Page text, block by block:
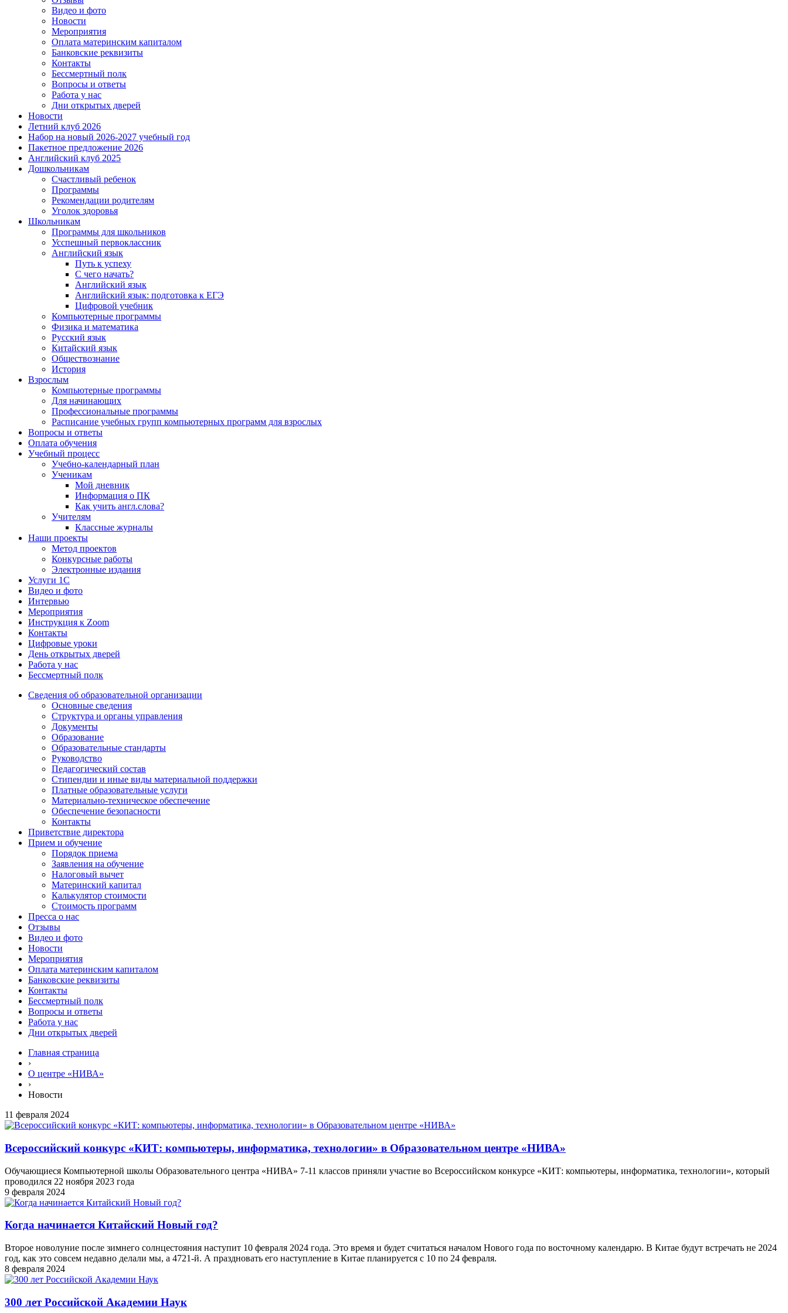
Видео и фото
Новости
Мероприятия
Оплата материнским капиталом
Банковские реквизиты
Контакты
Бессмертный полк
Вопросы и ответы
Работа у нас
Дни открытых дверей
Новости
Летний клуб 2026
Набор на новый 2026-2027 учебный год
Пакетное предложение 2026
Английский клуб 2025
Дошкольникам
Счастливый ребенок
Программы
Рекомендации родителям
Уголок здоровья
Школьникам
Программы для школьников
Усспешный первоклассник
Английский язык
Путь к успеху
С чего начать?
Английский язык
Английский язык: подготовка к ЕГЭ
Цифровой учебник
Компьютерные программы
Физика и математика
Русский язык
Китайский язык
Обществознание
История
Взрослым
Компьютерные программы
Для начинающих
Профессиональные программы
Расписание учебных групп компьютерных программ для взрослых
Вопросы и ответы
Оплата обучения
Учебный процесс
Учебно-календарный план
Ученикам
Мой дневник
Информация о ПК
Как учить англ.слова?
Учителям
Классные журналы
Наши проекты
Метод проектов
Конкурсные работы
Электронные издания
Услуги 1C
Видео и фото
Интервью
Мероприятия
Инструкция к Zoom
Контакты
Цифровые уроки
День открытых дверей
Работа у нас
Бессмертный полк
Сведения об образовательной организации
Основные сведения
Структура и органы управления
Документы
Образование
Образовательные стандарты
Руководство
Педагогический состав
Стипендии и иные виды материальной поддержки
Платные образовательные услуги
Материально-техническое обеспечение
Обеспечение безопасности
Контакты
Приветствие директора
Прием и обучение
Порядок приема
Заявления на обучение
Налоговый вычет
Материнский капитал
Калькулятор стоимости
Стоимость программ
Пресса о нас
Отзывы
Видео и фото
Новости
Мероприятия
Оплата материнским капиталом
Банковские реквизиты
Контакты
Бессмертный полк
Вопросы и ответы
Работа у нас
Дни открытых дверей
Главная страница
›
О центре «НИВА»
›
Новости
11 февраля 2024
Всероссийский конкурс «КИТ: компьютеры, информатика, технологии» в Образовательном центре «НИВА»
Обучающиеся Компьютерной школы Образовательного центра «НИВА» 7-11 классов приняли участие во Всероссийском конкурсе «КИТ: компьютеры, информатика, технологии», который
проводился 22 ноября 2023 года
9 февраля 2024
Когда начинается Китайский Новый год?
Второе новолуние после зимнего солнцестояния наступит 10 февраля 2024 года. Это время и будет считаться началом Нового года по восточному календарю. В Китае будут встречать не 2024
год, как это совсем недавно делали мы, а 4721-й. А праздновать его наступление в Китае планируется с 10 по 24 февраля.
8 февраля 2024
300 лет Российской Академии Наук